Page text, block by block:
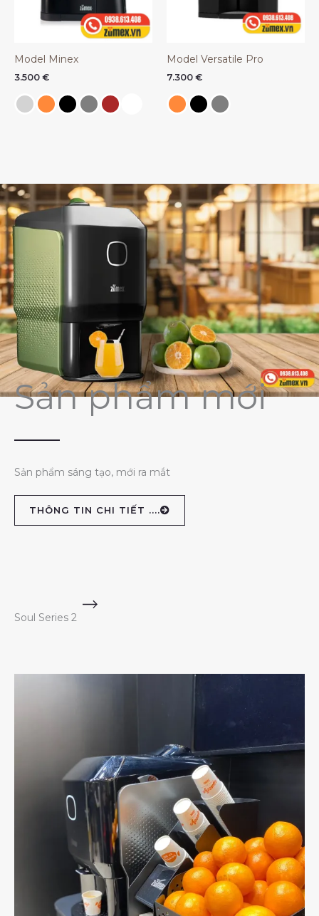
Model Minex
3.500 €
Model Versatile Pro
7.300 €
Sản phẩm mới
Sản phẩm sáng tạo, mới ra mắt
THÔNG TIN CHI TIẾT ....
Soul Series 2